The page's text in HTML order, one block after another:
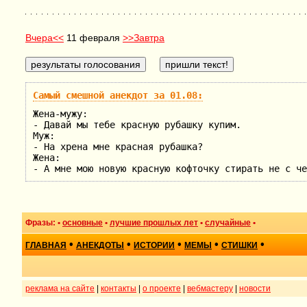
Вчера<< 11 февраля >>Завтра
Самый смешной анекдот за 01.08:
Жена-мужу:
- Давай мы тебе красную рубашку купим.
Муж:
- На хрена мне красная рубашка?
Жена:
- А мне мою новую красную кофточку стирать не с
Фразы: • основные • лучшие прошлых лет • случайные •
ГЛАВНАЯ • АНЕКДОТЫ • ИСТОРИИ • МЕМЫ • СТИШКИ •
реклама на сайте контакты о проекте вебмастеру новости